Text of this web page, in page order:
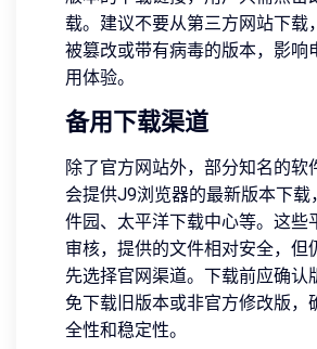
载。建议不要从第三方网站下载
被篡改或带有病毒的版本，影响
用体验。
备用下载渠道
除了官方网站外，部分知名的软
会提供J9浏览器的最新版本下载
件园、太平洋下载中心等。这些
审核，提供的文件相对安全，但
先选择官网渠道。下载前应确认
免下载旧版本或非官方修改版，
全性和稳定性。